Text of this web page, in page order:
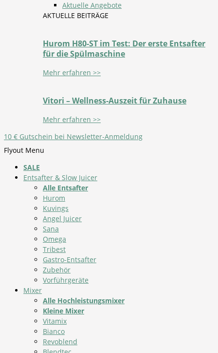
Aktuelle Angebote
AKTUELLE BEITRÄGE
Hurom H80-ST im Test: Der erste Entsafter
für die Spülmaschine
Mehr erfahren >>
Vitori – Wellness-Auszeit für Zuhause
Mehr erfahren >>
10 € Gutschein bei Newsletter-Anmeldung
Flyout Menu
SALE
Entsafter & Slow Juicer
Alle Entsafter
Hurom
Kuvings
Angel Juicer
Sana
Omega
Tribest
Gastro-Entsafter
Zubehör
Vorführgeräte
Mixer
Alle Hochleistungsmixer
Kleine Mixer
Vitamix
Bianco
Revoblend